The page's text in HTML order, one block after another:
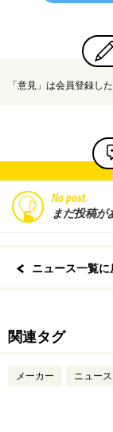
「意見」は会員登録し
No post.
まだ投稿が
ニュース一覧に
関連タグ
メーカー ニュース